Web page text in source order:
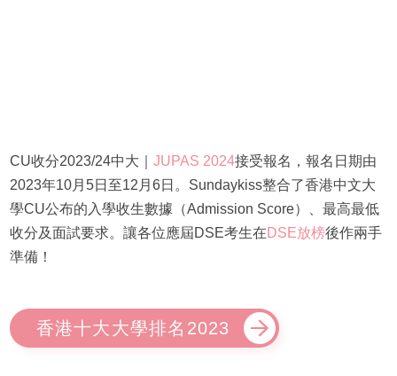
CU收分2023/24中大｜ JUPAS 2024接受報名，報名日期由
2023年10月5日至12月6日。Sundaykiss整合了香港中文大
學CU公布的入學收生數據（Admission Score）、最高最低
收分及面試要求。讓各位應屆DSE考生在 DSE放榜後作兩手
準備！
香港十大大學排名2023